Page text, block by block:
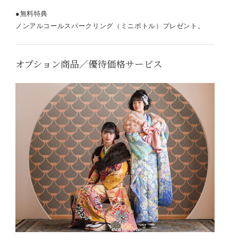
●無料特典
ノンアルコールスパークリング（ミニボトル）プレゼント。
オプション商品／優待価格サービス